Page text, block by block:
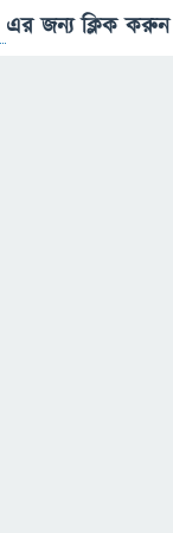
এর জন্য ক্লিক করুন